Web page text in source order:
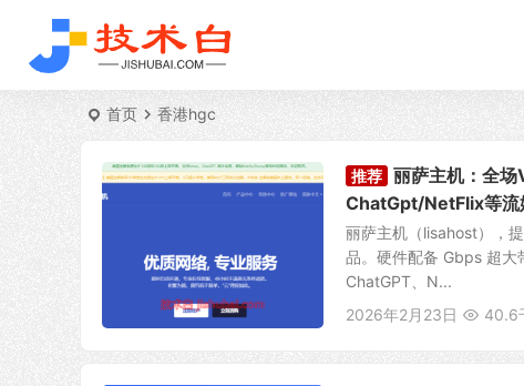
首页 香港hgc
推荐 丽萨主机：全
ChatGpt/NetFlix等流
丽萨主机（lisahost），
品。硬件配备 Gbps 超大
ChatGPT、N...
2026年2月23日
40.6